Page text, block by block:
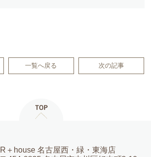
一覧へ戻る 次の記事
R＋house 名古屋西・緑・東海店